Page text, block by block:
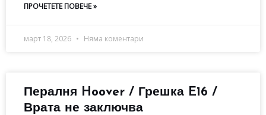
ПРОЧЕТЕТЕ ПОВЕЧЕ »
март 18, 2026 Няма коментари
Пералня Hoover / Грешка E16 /
Врата не заключва